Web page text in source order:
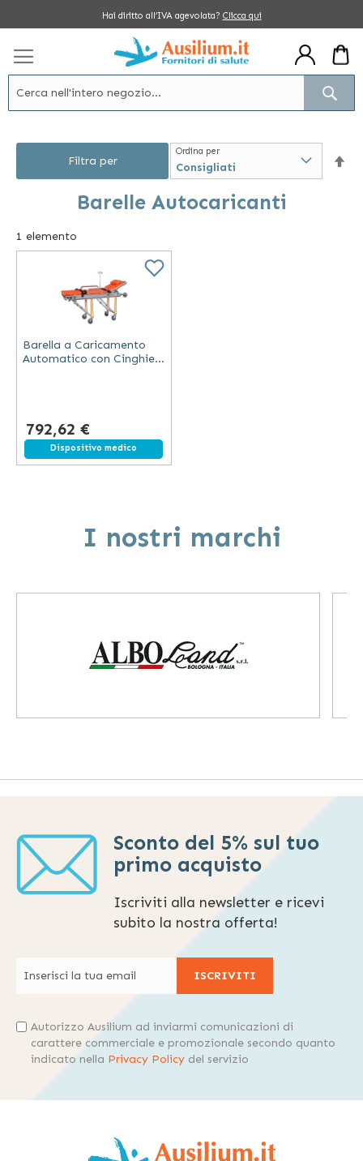
Hai diritto all’IVA agevolata? Clicca qui
Barelle Autocaricanti
1 elemento
Ordina per
Barella a Caricamento
Automatico con Cinghie e
792,62 €
Spedizione gratuita
Dispositivo medico
Filtra per
I nostri marchi
Sconto del 5% sul tuo
primo acquisto
Iscriviti alla newsletter e ricevi
subito la nostra offerta!
ISCRIVITI
Autorizzo Ausilium ad inviarmi comunicazioni di
carattere commerciale e promozionale secondo quanto
indicato nella Privacy Policy del servizio